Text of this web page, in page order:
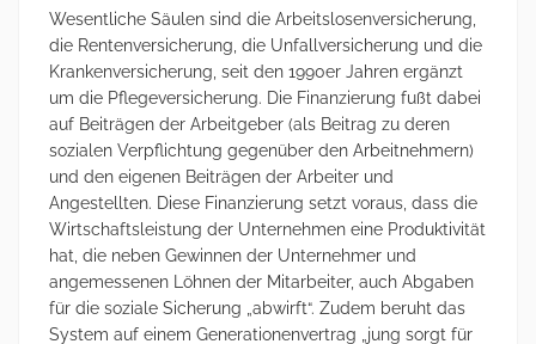
Wesentliche Säulen sind die Arbeitslosenversicherung,
die Rentenversicherung, die Unfallversicherung und die
Krankenversicherung, seit den 1990er Jahren ergänzt
um die Pflegeversicherung. Die Finanzierung fußt dabei
auf Beiträgen der Arbeitgeber (als Beitrag zu deren
sozialen Verpflichtung gegenüber den Arbeitnehmern)
und den eigenen Beiträgen der Arbeiter und
Angestellten. Diese Finanzierung setzt voraus, dass die
Wirtschaftsleistung der Unternehmen eine Produktivität
hat, die neben Gewinnen der Unternehmer und
angemessenen Löhnen der Mitarbeiter, auch Abgaben
für die soziale Sicherung „abwirft“. Zudem beruht das
System auf einem Generationenvertrag „jung sorgt für